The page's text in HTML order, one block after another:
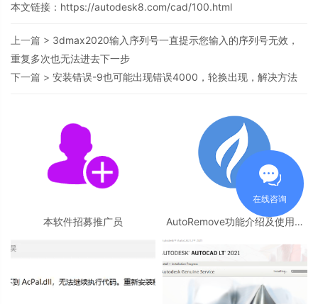
本文链接： https://autodesk8.com/cad/100.html
上一篇 > 3dmax2020输入序列号一直提示您输入的序列号无效，
重复多次也无法进去下一步
下一篇 > 安装错误-9也可能出现错误4000，轮换出现，解决方法
本软件招募推广员
AutoRemove功能介绍及使用教
在线咨询